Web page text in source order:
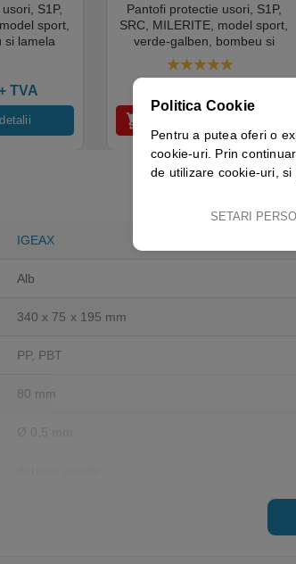
S1P,
sport,
si lamela
TVA
Pantofi protectie usori, S1P,
SRC, MILERITE, model sport,
verde-galben, bombeu si
lamela metalica, respirabilitate
si confort, Coverguard
5.00out of 5
IGEAX
Alb
340 x 75 x 195 mm
PP, PBT
80 mm
Politica Cookie
Pentru a putea oferi o
cookie-uri. Prin
de utilizare cookie-uri, si
SETARI